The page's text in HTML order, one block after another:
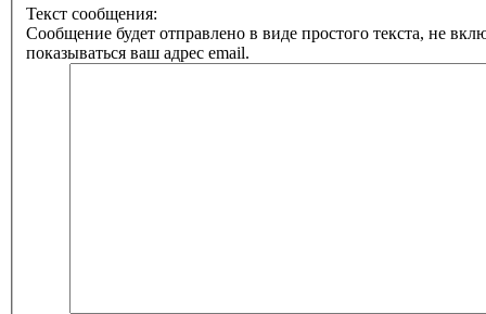
Текст сообщения:
Сообщение будет отправлено в виде простого текста, не
показываться ваш адрес email.